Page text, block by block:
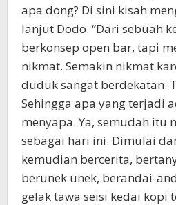
apa dong? Di sini kisah
lanjut Dodo. “Dari sebuah
berkonsep open bar, tapi
nikmat. Semakin nikmat
duduk sangat berdekatan.
Sehingga apa yang terjadi
menyapa. Ya, semudah itu
sebagai hari ini. Dimulai
kemudian bercerita,
berunek unek, berandai-
gelak tawa seisi kedai kopi